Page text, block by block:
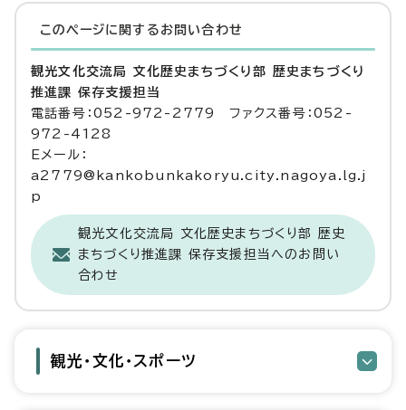
このページに関する お問い合わせ
観光文化交流局 文化歴史まちづくり部 歴史まちづくり
推進課 保存支援担当
電話番号：052-972-2779 ファクス番号：052-
972-4128
Eメール：
a2779@kankobunkakoryu.city.nagoya.lg.j
p
観光文化交流局 文化歴史まちづくり部 歴史
まちづくり推進課 保存支援担当へのお問い
合わせ
観光・文化・スポーツ